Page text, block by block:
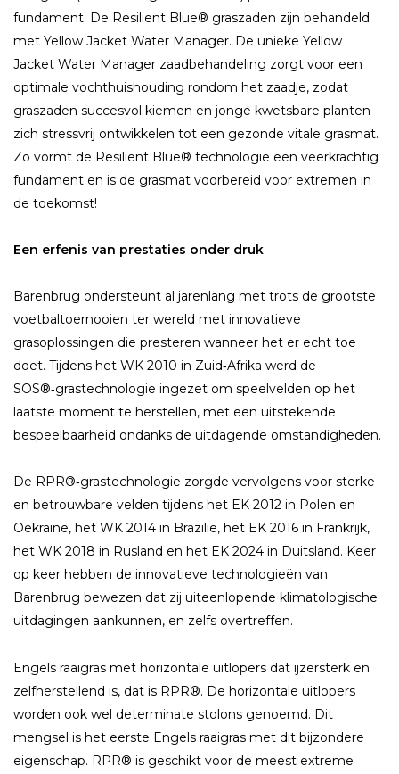
fundament. De Resilient Blue® graszaden zijn behandeld
met Yellow Jacket Water Manager. De unieke Yellow
Jacket Water Manager zaadbehandeling zorgt voor een
optimale vochthuishouding rondom het zaadje, zodat
graszaden succesvol kiemen en jonge kwetsbare planten
zich stressvrij ontwikkelen tot een gezonde vitale grasmat.
Zo vormt de Resilient Blue® technologie een veerkrachtig
fundament en is de grasmat voorbereid voor extremen in
de toekomst!
Een erfenis van prestaties onder druk
Barenbrug ondersteunt al jarenlang met trots de grootste
voetbaltoernooien ter wereld met innovatieve
grasoplossingen die presteren wanneer het er echt toe
doet. Tijdens het WK 2010 in Zuid‑Afrika werd de
SOS®‑grastechnologie ingezet om speelvelden op het
laatste moment te herstellen, met een uitstekende
bespeelbaarheid ondanks de uitdagende omstandigheden.
De RPR®‑grastechnologie zorgde vervolgens voor sterke
en betrouwbare velden tijdens het EK 2012 in Polen en
Oekraïne, het WK 2014 in Brazilië, het EK 2016 in Frankrijk,
het WK 2018 in Rusland en het EK 2024 in Duitsland. Keer
op keer hebben de innovatieve technologieën van
Barenbrug bewezen dat zij uiteenlopende klimatologische
uitdagingen aankunnen, en zelfs overtreffen.
Engels raaigras met horizontale uitlopers dat ijzersterk en
zelfherstellend is, dat is RPR®. De horizontale uitlopers
worden ook wel determinate stolons genoemd. Dit
mengsel is het eerste Engels raaigras met dit bijzondere
eigenschap. RPR® is geschikt voor de meest extreme